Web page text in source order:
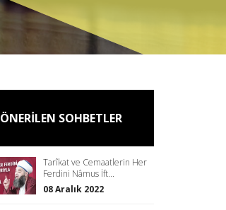
ÖNERİLEN SOHBETLER
Tarîkat ve Cemaatlerin Her
Ferdini Nâmus İft...
08 Aralık 2022